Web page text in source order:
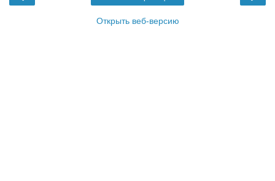
Открыть веб-версию